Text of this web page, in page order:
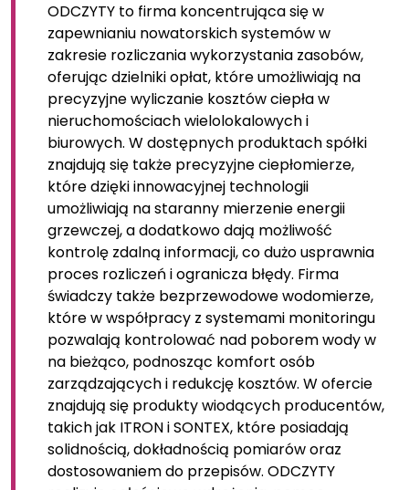
ODCZYTY to firma koncentrująca się w
zapewnianiu nowatorskich systemów w
zakresie rozliczania wykorzystania zasobów,
oferując dzielniki opłat, które umożliwiają na
precyzyjne wyliczanie kosztów ciepła w
nieruchomościach wielolokalowych i
biurowych. W dostępnych produktach spółki
znajdują się także precyzyjne ciepłomierze,
które dzięki innowacyjnej technologii
umożliwiają na staranny mierzenie energii
grzewczej, a dodatkowo dają możliwość
kontrolę zdalną informacji, co dużo usprawnia
proces rozliczeń i ogranicza błędy. Firma
świadczy także bezprzewodowe wodomierze,
które w współpracy z systemami monitoringu
pozwalają kontrolować nad poborem wody w
na bieżąco, podnosząc komfort osób
zarządzających i redukcję kosztów. W ofercie
znajdują się produkty wiodących producentów,
takich jak ITRON i SONTEX, które posiadają
solidnością, dokładnością pomiarów oraz
dostosowaniem do przepisów. ODCZYTY